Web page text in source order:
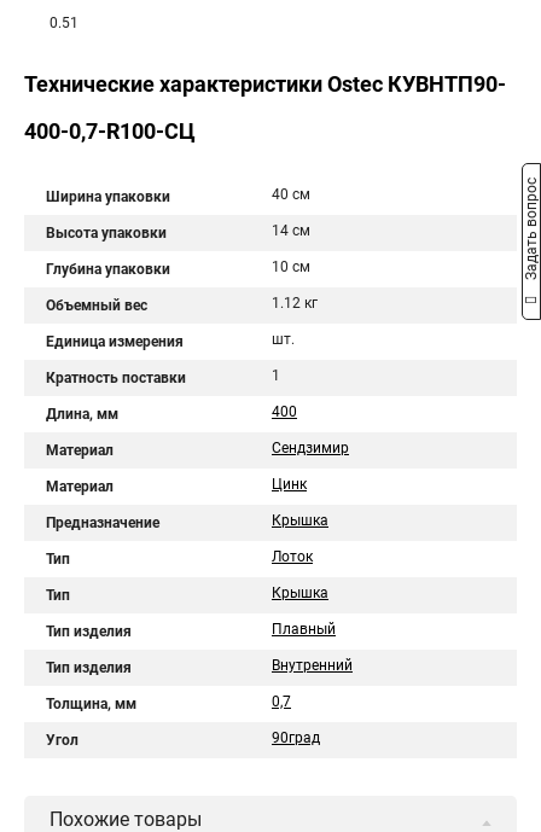
0.51
Технические характеристики Ostec КУВНТП90-
400-0,7-R100-СЦ
Ширина упаковки 40 см
Высота упаковки 14 см
Глубина упаковки 10 см
Объемный вес 1.12 кг
Единица измерения шт.
Кратность поставки 1
Длина, мм 400
Материал Сендзимир
Материал Цинк
Предназначение Крышка
Тип Лоток
Тип Крышка
Тип изделия Плавный
Тип изделия Внутренний
Толщина, мм 0,7
Угол 90град
Похожие товары
Задать вопрос